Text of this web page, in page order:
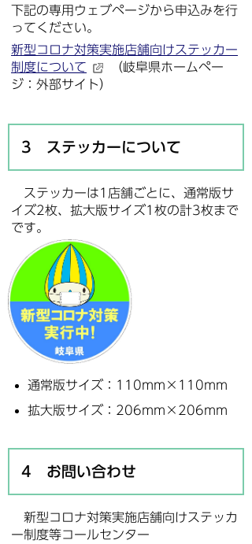
下記の専用ウェブページから申込みを行
ってください。
新型コロナ対策実施店舗向けステッカー
制度について
（岐阜県ホームペー
ジ：外部サイト）
3 ステッカーについて
ステッカーは1店舗ごとに、通常版サ
イズ2枚、拡大版サイズ1枚の計3枚まで
です。
通常版サイズ：110mm×110mm
拡大版サイズ：206mm×206mm
4 お問い合わせ
新型コロナ対策実施店舗向けステッカ
ー制度等コールセンター